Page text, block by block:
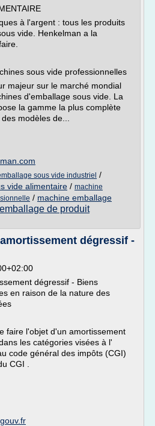
à l'argent : tous les produits
vide. Henkelman a la
sous vide professionnelles
majeur sur le marché mondial
d'emballage sous vide. La
la gamme la plus complète
modèles de...
sous vide industriel /
vide alimentaire / machine
/ machine emballage
de produit
dégressif -
dégressif - Biens
en raison de la nature des
faire l'objet d'un amortissement
les catégories visées à l'
code général des impôts (CGI)
CGI .